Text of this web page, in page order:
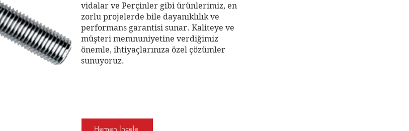
vidalar ve Perçinler gibi ürünlerimiz, en
zorlu projelerde bile dayanıklılık ve
performans garantisi sunar. Kaliteye ve
müşteri memnuniyetine verdiğimiz
önemle, ihtiyaçlarınıza özel çözümler
sunuyoruz.
Hemen İncele